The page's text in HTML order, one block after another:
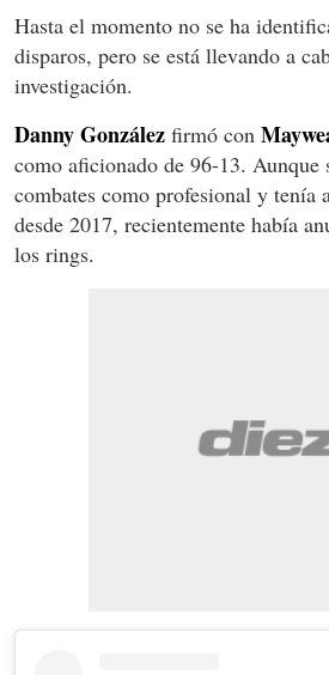
Hasta el momento no se ha
disparos, pero se está llevando a
investigación.
Danny González firmó con
como aficionado de 96-13.
combates como profesional y tenía
desde 2017, recientemente había
los rings.